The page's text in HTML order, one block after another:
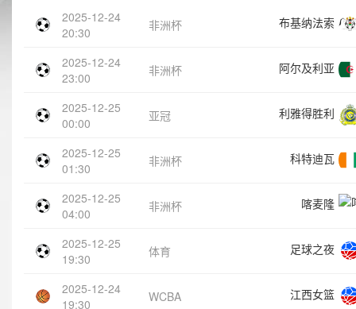
2025-12-24
20:30
非洲杯 布基纳法索
2025-12-24
23:00
非洲杯 阿尔及利亚
2025-12-25
00:00
亚冠 利雅得胜利
2025-12-25
01:30
非洲杯 科特迪瓦
2025-12-25
04:00
非洲杯 喀麦隆
2025-12-25
19:30
体育 足球之夜
2025-12-24
19:30
WCBA 江西女篮